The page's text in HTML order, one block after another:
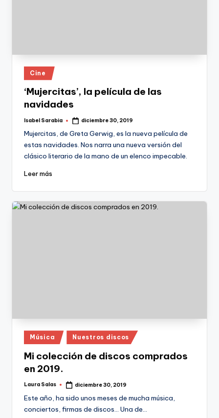
Publicado
en
Cine
‘Mujercitas’, la película de las
navidades
Publicado
Isabel Sarabia diciembre 30, 2019
Mujercitas, de Greta Gerwig, es la nueva película de
estas navidades. Nos narra una nueva versión del
clásico literario de la mano de un elenco impecable.
Leer más
Publicado
en
Música Nuestros discos
Mi colección de discos comprados
en 2019.
Publicado
Laura Salas diciembre 30, 2019
Este año, ha sido unos meses de mucha música,
conciertos, firmas de discos... Una de…